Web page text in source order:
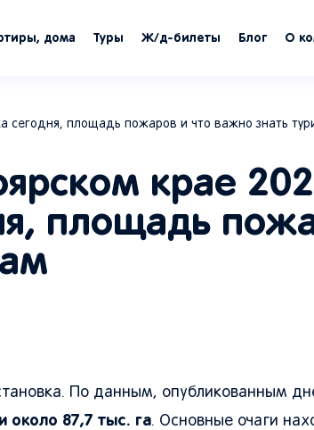
дома Туры Ж/д-билеты Блог О
сегодня, площадь пожаров и что важно знать
Лесной пожар в
крае
площадь
По данным, опубликованным
около 87,7 тыс. га. Основные очаги